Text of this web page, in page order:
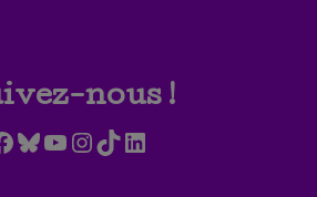
nous !
Bluesky
YouTube
Instagram
TikTokLinkedIn